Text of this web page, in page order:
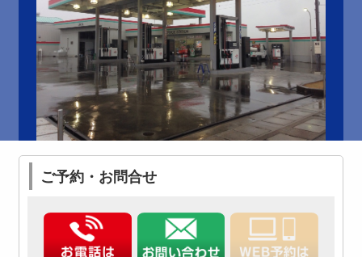
ご予約・お問合せ